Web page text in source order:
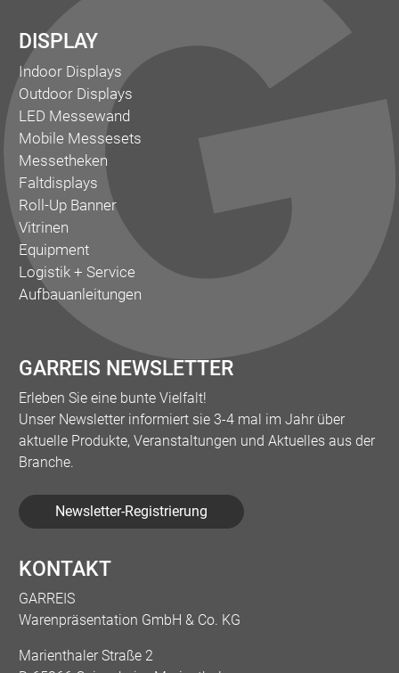
DISPLAY
Indoor Displays
Outdoor Displays
LED Messewand
Mobile Messesets
Messetheken
Faltdisplays
Roll-Up Banner
Vitrinen
Equipment
Logistik + Service
Aufbauanleitungen
GARREIS NEWSLETTER
Erleben Sie eine bunte Vielfalt!
Unser Newsletter informiert sie 3-4 mal im Jahr über
aktuelle Produkte, Veranstaltungen und Aktuelles aus der
Branche.
Newsletter-Registrierung
KONTAKT
GARREIS
Warenpräsentation GmbH & Co. KG
Marienthaler Straße 2